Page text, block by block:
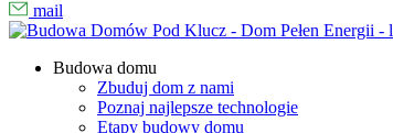
mail
Budowa domu
Zbuduj dom z nami
Poznaj najlepsze technologie
Etapy budowy domu